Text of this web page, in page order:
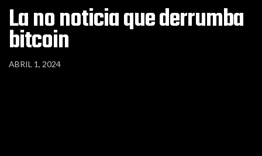
La no noticia que derrumba
bitcoin
ABRIL 1, 2024